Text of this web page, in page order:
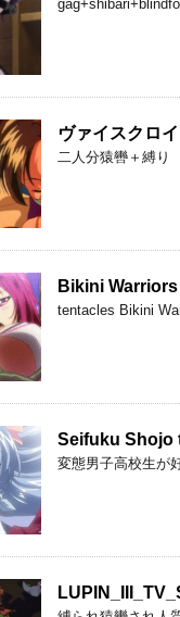
ヴァイスクロ
二人分猿轡＋縛り
Bikini Warriors
tentacles Bikini
Seifuku Shojo
変態男子高校生が